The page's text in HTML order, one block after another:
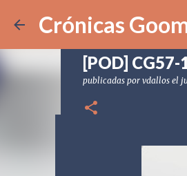
Crónicas
[POD]
[POD] CG57-
publicadas por vdallos el